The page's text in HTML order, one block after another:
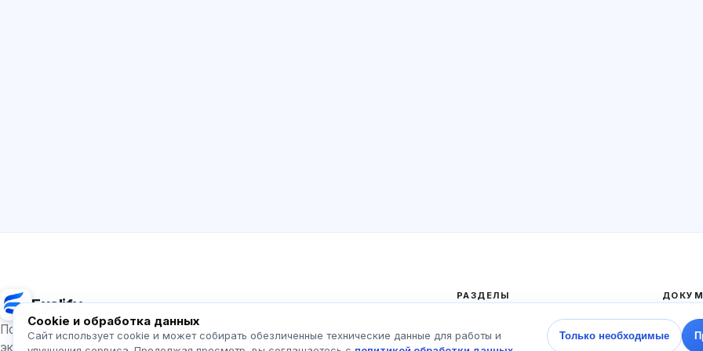
Exalify
Подготовка к международным языковым
экзаменам
РАЗДЕЛЫ
Тесты
Cookie и обработка данных
Сайт использует cookie и может собирать обезличенные технические данные для работы и
Только необходимые